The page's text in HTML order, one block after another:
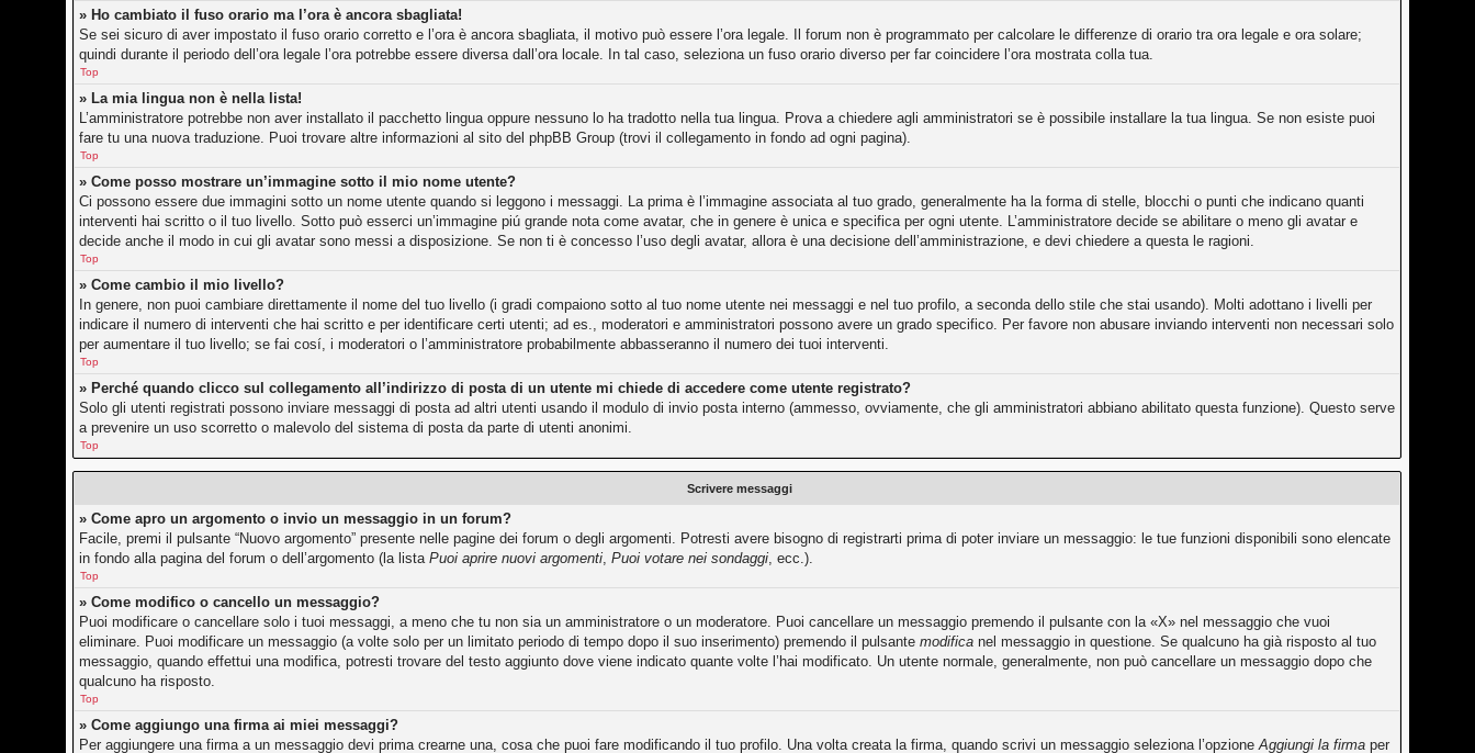
» Ho cambiato il fuso orario ma l’ora è ancora sbagliata!
Se sei sicuro di aver impostato il fuso orario corretto e l’ora è ancora sbagliata, il motivo può essere l’ora legale. Il forum non è programmato per calcolare le differenze di orario tra ora legale e ora solare;
quindi durante il periodo dell’ora legale l’ora potrebbe essere diversa dall’ora locale. In tal caso, seleziona un fuso orario diverso per far coincidere l’ora mostrata colla tua.
Top
» La mia lingua non è nella lista!
L’amministratore potrebbe non aver installato il pacchetto lingua oppure nessuno lo ha tradotto nella tua lingua. Prova a chiedere agli amministratori se è possibile installare la tua lingua. Se non esiste puoi
fare tu una nuova traduzione. Puoi trovare altre informazioni al sito del phpBB Group (trovi il collegamento in fondo ad ogni pagina).
Top
» Come posso mostrare un’immagine sotto il mio nome utente?
Ci possono essere due immagini sotto un nome utente quando si leggono i messaggi. La prima è l’immagine associata al tuo grado, generalmente ha la forma di stelle, blocchi o punti che indicano quanti
interventi hai scritto o il tuo livello. Sotto può esserci un’immagine piú grande nota come avatar, che in genere è unica e specifica per ogni utente. L’amministratore decide se abilitare o meno gli avatar e
decide anche il modo in cui gli avatar sono messi a disposizione. Se non ti è concesso l’uso degli avatar, allora è una decisione dell’amministrazione, e devi chiedere a questa le ragioni.
Top
» Come cambio il mio livello?
In genere, non puoi cambiare direttamente il nome del tuo livello (i gradi compaiono sotto al tuo nome utente nei messaggi e nel tuo profilo, a seconda dello stile che stai usando). Molti adottano i livelli per
indicare il numero di interventi che hai scritto e per identificare certi utenti; ad es., moderatori e amministratori possono avere un grado specifico. Per favore non abusare inviando interventi non necessari solo
per aumentare il tuo livello; se fai cosí, i moderatori o l’amministratore probabilmente abbasseranno il numero dei tuoi interventi.
Top
» Perché quando clicco sul collegamento all’indirizzo di posta di un utente mi chiede di accedere come utente registrato?
Solo gli utenti registrati possono inviare messaggi di posta ad altri utenti usando il modulo di invio posta interno (ammesso, ovviamente, che gli amministratori abbiano abilitato questa funzione). Questo serve
a prevenire un uso scorretto o malevolo del sistema di posta da parte di utenti anonimi.
Top
Scrivere messaggi
» Come apro un argomento o invio un messaggio in un forum?
Facile, premi il pulsante “Nuovo argomento” presente nelle pagine dei forum o degli argomenti. Potresti avere bisogno di registrarti prima di poter inviare un messaggio: le tue funzioni disponibili sono elencate
in fondo alla pagina del forum o dell’argomento (la listaPuoi aprire nuovi argomenti,Puoi votare nei sondaggi, ecc.).
Top
» Come modifico o cancello un messaggio?
Puoi modificare o cancellare solo i tuoi messaggi, a meno che tu non sia un amministratore o un moderatore. Puoi cancellare un messaggio premendo il pulsante con la «X» nel messaggio che vuoi
eliminare. Puoi modificare un messaggio (a volte solo per un limitato periodo di tempo dopo il suo inserimento) premendo il pulsantemodifica nel messaggio in questione. Se qualcuno ha già risposto al tuo
messaggio, quando effettui una modifica, potresti trovare del testo aggiunto dove viene indicato quante volte l’hai modificato. Un utente normale, generalmente, non può cancellare un messaggio dopo che
qualcuno ha risposto.
Top
» Come aggiungo una firma ai miei messaggi?
Per aggiungere una firma a un messaggio devi prima crearne una, cosa che puoi fare modificando il tuo profilo. Una volta creata la firma, quando scrivi un messaggio seleziona l’opzioneAggiungi la firma per